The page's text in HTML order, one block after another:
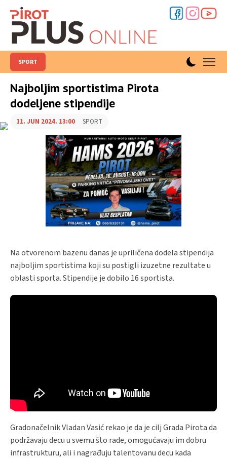
SPORT
Najboljim sportistima Pirota
dodeljene stipendije
11. JUN 2024. 13:00 SPORT
Na otvorenom bazenu danas je upriličena dodela stipendija
najboljim sportistima koji su postigli izuzetne rezultate u
oblasti sporta. Stipendije je dobilo 16 sportista.
Gradonačelnik Vladan Vasić rekao je da je cilj Grada Pirota da
podržavaju decu u svemu što rade, omogućavaju im dobru
infrastrukturu, ali i nagrađuju talentovanu decu kada